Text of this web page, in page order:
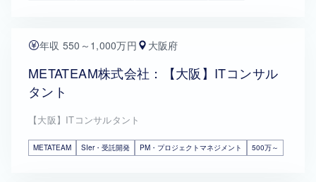
年収 550～1,000万円 大阪府
METATEAM株式会社：【大阪】ITコンサル
タント
【大阪】ITコンサルタント
METATEAM SIer・受託開発 PM・プロジェクトマネジメント 500万～